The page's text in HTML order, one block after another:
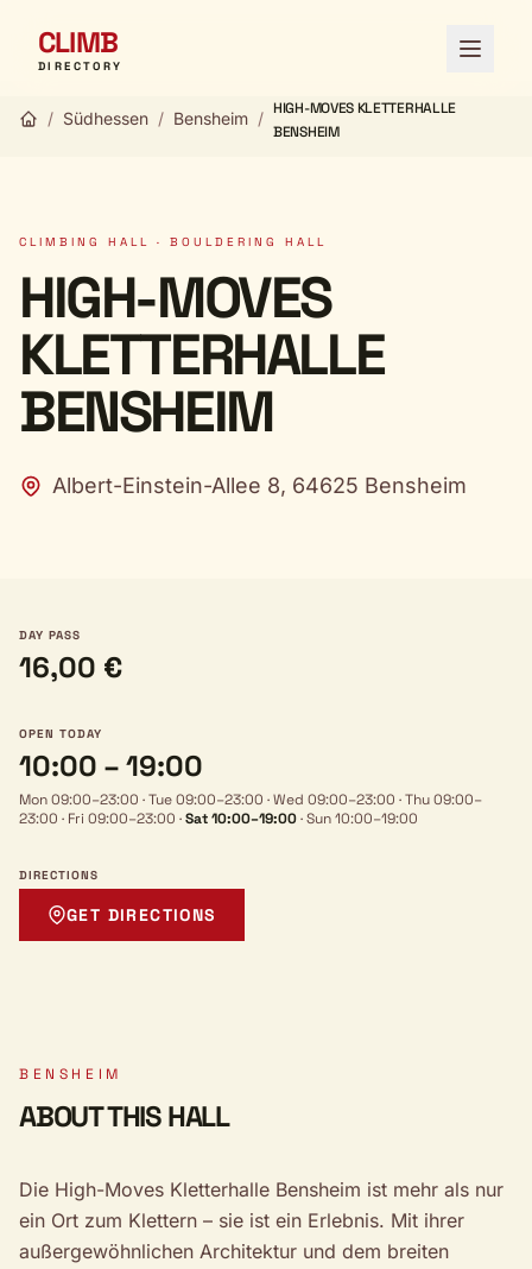
CLIMB
DIRECTORY Open
/ Südhessen / Bensheim / HIGH-MOVES KLETTERHALLE
BENSHEIM
CLIMBING HALL · BOULDERING HALL
HIGH-MOVES
KLETTERHALLE
BENSHEIM
Albert-Einstein-Allee 8, 64625 Bensheim
DAY PASS
16,00 €
OPEN TODAY
10:00 – 19:00
Mon 09:00–23:00 ·Tue 09:00–23:00 ·Wed 09:00–23:00 ·Thu 09:00–
23:00 · Fri 09:00–23:00 ·Sat 10:00–19:00·Sun 10:00–19:00
DIRECTIONS
GET DIRECTIONS
BENSHEIM
ABOUT THIS HALL
Die High-Moves Kletterhalle Bensheim ist mehr als nur
ein Ort zum Klettern – sie ist ein Erlebnis. Mit ihrer
außergewöhnlichen Architektur und dem breiten